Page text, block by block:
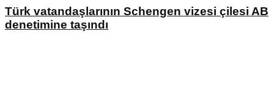
Türk vatandaşlarının Schengen vizesi çilesi AB
denetimine taşındı